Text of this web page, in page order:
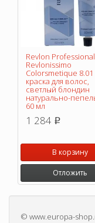
Revlon Professional
Revlonissimo
Colorsmetique 8.01
краска для волос,
светлый блондин
натурально-
60 мл
1 284 p
В корзину
Отложить
© www.europa-